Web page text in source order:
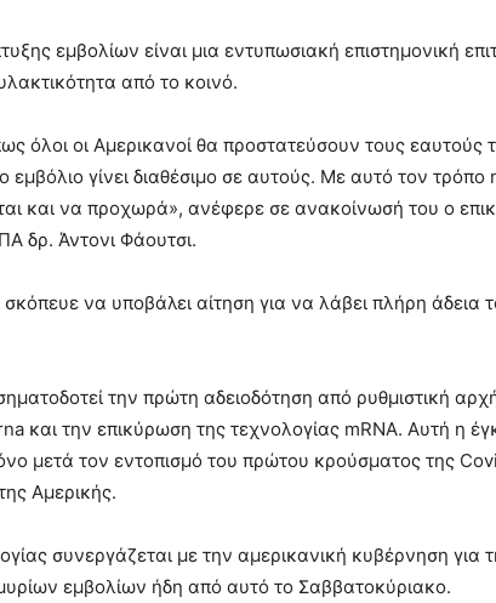
εμβολίων είναι μια εντυπωσιακή επιστημονική
από το κοινό.
όλοι οι Αμερικανοί θα προστατεύσουν τους εαυτούς
εμβόλιο γίνει διαθέσιμο σε αυτούς. Με αυτό τον
και να προχωρά», ανέφερε σε ανακοίνωσή του ο
δρ. Άντονι Φάουτσι.
να υποβάλει αίτηση για να λάβει πλήρη άδεια
την πρώτη αδειοδότηση από ρυθμιστική
και την επικύρωση της τεχνολογίας mRNA. Αυτή η
μετά τον εντοπισμό του πρώτου κρούσματος της
Αμερικής.
συνεργάζεται με την αμερικανική κυβέρνηση για
εμβολίων ήδη από αυτό το Σαββατοκύριακο.